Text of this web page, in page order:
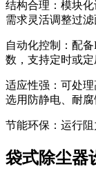
结构合理：模块
需求灵活调整过滤
自动化控制：配
数，支持定时或定
适应性强：可处
选用防静电、耐腐
节能环保：运行阻
袋式除尘器